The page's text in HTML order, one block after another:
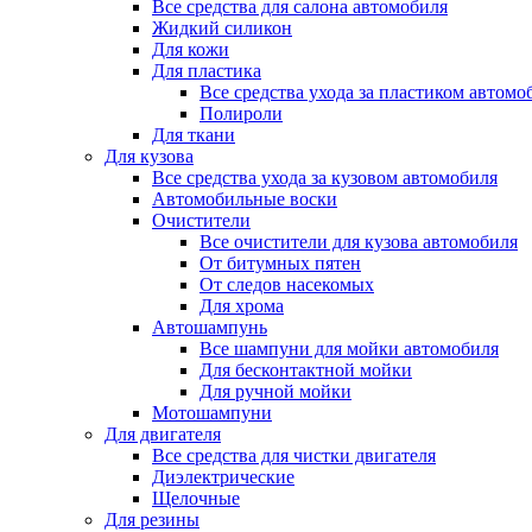
Все средства для салона автомобиля
Жидкий силикон
Для кожи
Для пластика
Все средства ухода за пластиком
Полироли
Для ткани
Для кузова
Все средства ухода за кузовом автомобиля
Автомобильные воски
Очистители
Все очистители для кузова автомобиля
От битумных пятен
От следов насекомых
Для хрома
Автошампунь
Все шампуни для мойки автомобиля
Для бесконтактной мойки
Для ручной мойки
Мотошампуни
Для двигателя
Все средства для чистки двигателя
Диэлектрические
Щелочные
Для резины